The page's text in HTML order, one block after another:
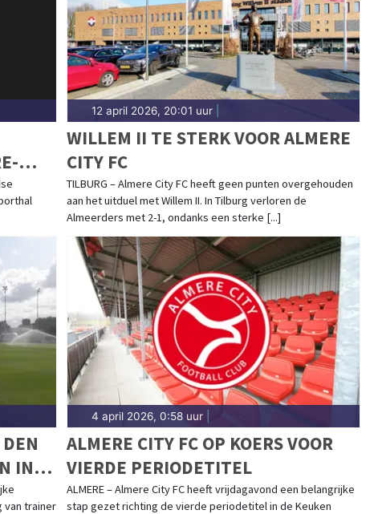
12 april 2026, 20:01 uur|
WILLEM II TE STERK VOOR ALMERE
CITY FC
TILBURG – Almere City FC heeft geen punten overgehouden
aan het uitduel met Willem II. In Tilburg verloren de
Almeerders met 2-1, ondanks een sterke [...]
IN
van trainer
4 april 2026, 0:58 uur|
ALMERE CITY FC OP KOERS VOOR
VIERDE PERIODETITEL
ALMERE – Almere City FC heeft vrijdagavond een belangrijke
stap gezet richting de vierde periodetitel in de Keuken